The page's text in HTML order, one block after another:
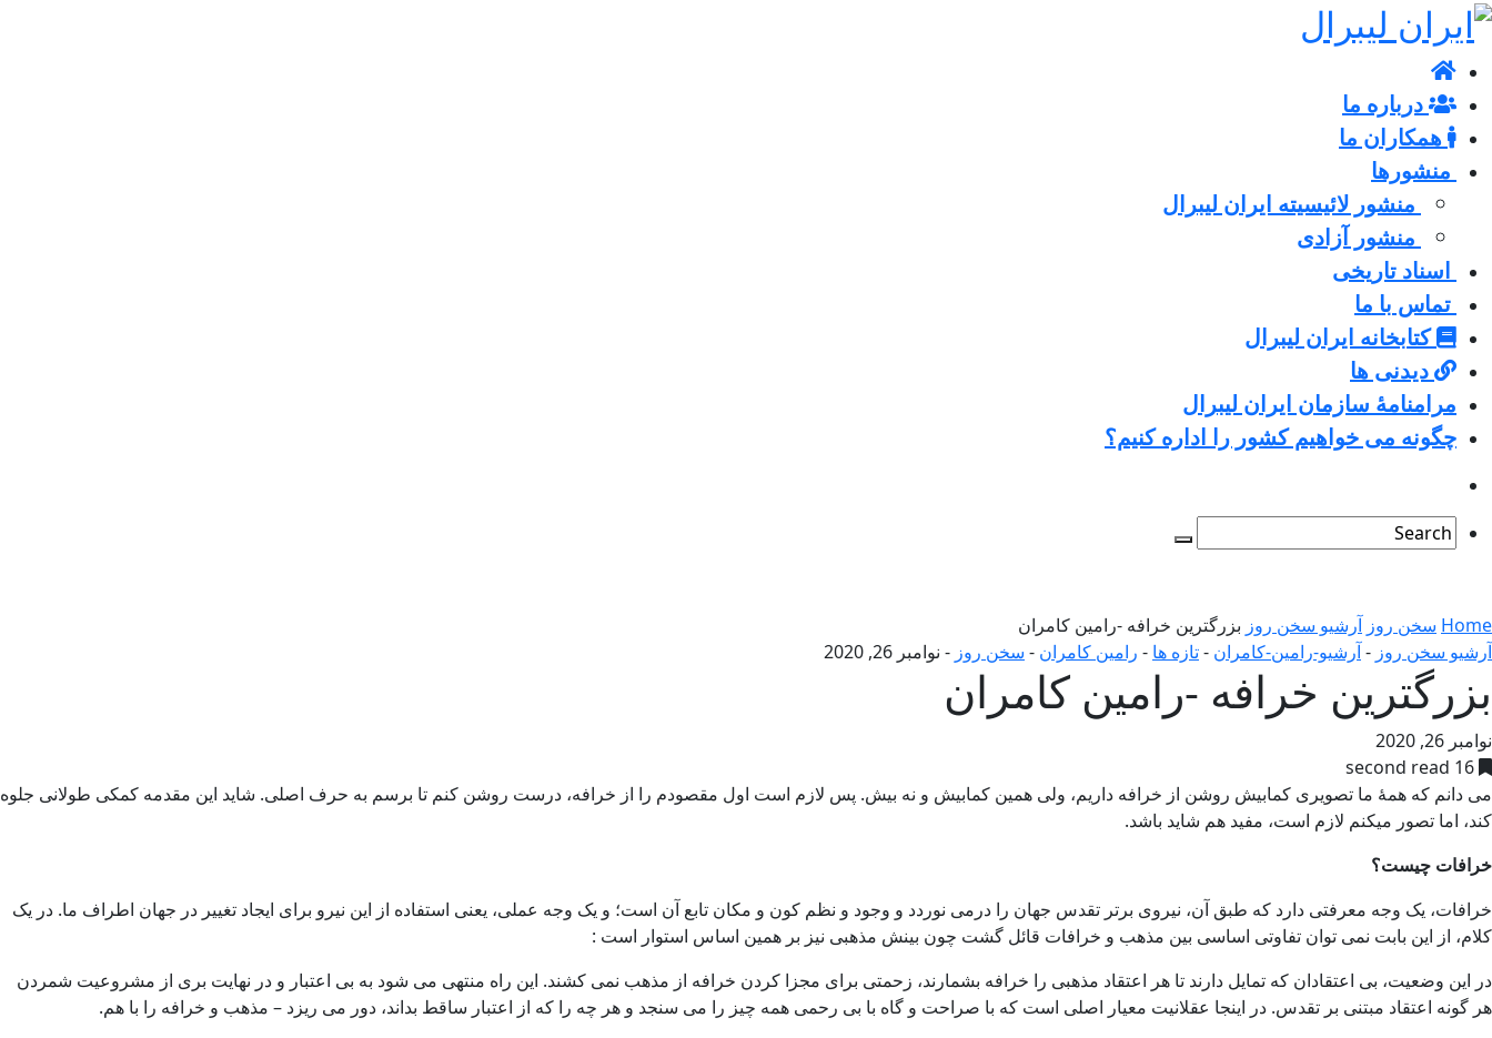
درباره ما
همکاران ما
منشورها
منشور لائیسیته ایران لیبرال
منشور آزادی
اسناد تاریخی
تماس با ما
کتابخانه ایران لیبرال
دیدنی ها
مرامنامۀ سازمان ایران لیبرال
چگونه می خواهیم کشور را اداره کنیم؟
Home سخن روز آرشیو سخن روز بزرگترین خرافه -رامین کامران
آرشیو سخن روز -آرشیو-رامین-کامران -تازه ها - رامین کامران - سخن روز - نوامبر 26, 2020
بزرگترین خرافه -رامین کامران
نوامبر 26, 2020
16 second read
می دانم که همۀ ما تصویری کمابیش روشن از خرافه داریم، ولی همین کمابیش و نه بیش. پس لازم است اول مقصودم را از خرافه، درست روشن کنم تا برسم به حرف اصلی. شاید این مقدمه کمکی طولانی جلوه
کند، اما تصور میکنم لازم است، مفید هم شاید باشد.
خرافات چیست؟
خرافات، یک وجه معرفتی دارد که طبق آن، نیروی برتر تقدس جهان را درمی نوردد و وجود و نظم کون و مکان تابع آن است؛ و یک وجه عملی، یعنی استفاده از این نیرو برای ایجاد تغییر در جهان اطراف ما. در یک
کلام، از این بابت نمی توان تفاوتی اساسی بین مذهب و خرافات قائل گشت چون بینش مذهبی نیز بر همین اساس استوار است :
در این وضعیت، بی اعتقادان که تمایل دارند تا هر اعتقاد مذهبی را خرافه بشمارند، زحمتی برای مجزا کردن خرافه از مذهب نمی کشند. این راه منتهی می شود به بی اعتبار و در نهایت بری از مشروعیت شمردن
هر گونه اعتقاد مبتنی بر تقدس. در اینجا عقلانیت معیار اصلی است که با صراحت و گاه با بی رحمی همه چیز را می سنجد و هر چه را که از اعتبار ساقط بداند، دور می ریزد – مذهب و خرافه را با هم.